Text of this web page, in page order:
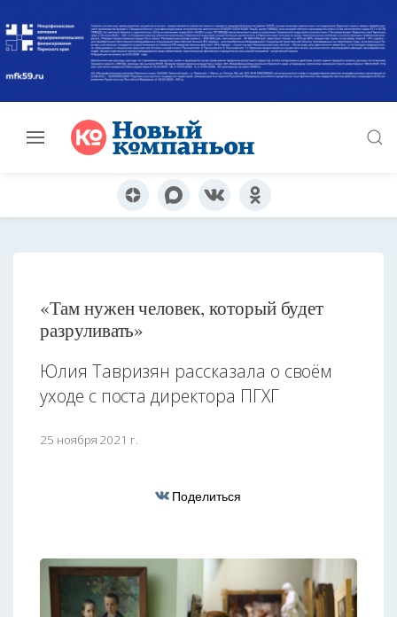
«Там нужен человек, который будет
разруливать»
Юлия Тавризян рассказала о своём
уходе с поста директора ПГХГ
25 ноября 2021 г.
Поделиться